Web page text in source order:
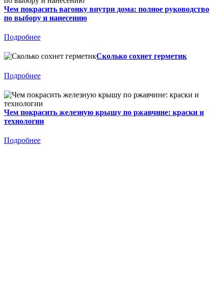
Чем покрасить вагонку внутри дома: полное руководство
по выбору и нанесению
Подробнее
Сколько сохнет герметик
Подробнее
Чем покрасить железную крышу по ржавчине: краски и
технологии
Подробнее